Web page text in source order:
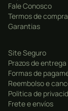
tropicais,
mapa vasto
Jackdaw, e
batalhas
Missões de
Havana,
Fale Conosco
Termos de compra
Garantias
Site Seguro
Prazos de entrega
Formas de
Reembolso e
Politica de
Frete e envíos